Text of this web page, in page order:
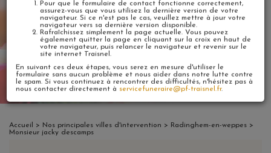
Laisser un message
Accueil > Nos principales villes d'intervention > Radinghem-en-weppes >
Monsieur jacky descamps
Pour que le formulaire de contact fonctionne correctement,
assurez-vous que vous utilisez la dernière version de votre
navigateur. Si ce n'est pas le cas, veuillez mettre à jour votre
navigateur vers sa dernière version disponible.
Rafraîchissez simplement la page actuelle. Vous pouvez
également quitter la page en cliquant sur la croix en haut de
votre navigateur, puis relancer le navigateur et revenir sur le
site internet Traisnel.
En suivant ces deux étapes, vous serez en mesure d'utiliser le
formulaire sans aucun problème et nous aider dans notre lutte contre
le spam. Si vous continuez à rencontrer des difficultés, n'hésitez pas à
nous contacter directement à servicefuneraire@pf-traisnel.fr.